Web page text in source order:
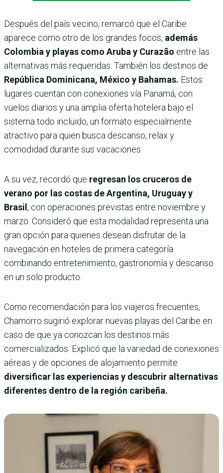
Después del país vecino, remarcó que el Caribe
aparece como otro de los grandes focos, además
Colombia y playas como Aruba y Curazão entre las
alternativas más requeridas. También los destinos de
República Dominicana, México y Bahamas. Estos
lugares cuentan con conexiones vía Panamá, con
vuelos diarios y una amplia oferta hotelera bajo el
sistema todo incluido, un formato especialmente
atractivo para quien busca descanso, relax y
comodidad durante sus vacaciones.
A su vez, recordó que regresan los cruceros de
verano por las costas de Argentina, Uruguay y
Brasil , con operaciones previstas entre noviembre y
marzo. Consideró que esta modalidad representa una
gran opción para quienes desean disfrutar de la
navegación en hoteles de primera categoría
combinando entretenimiento, gastronomía y descanso
en un solo producto.
Como recomendación para los viajeros frecuentes,
Chamorro sugirió explorar nuevas playas del Caribe en
caso de que ya conozcan los destinos más
comercializados. Explicó que la variedad de conexiones
aéreas y de opciones de alojamiento permite
diversificar las experiencias y descubrir alternativas
diferentes dentro de la región caribeña.